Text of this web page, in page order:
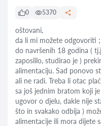
0 5370
oštovani,
da li mi možete odgovoriti
do navršenih 18 godina (
zaposlilo, studirao je )
alimentaciju. Sad ponovo
ali ne radi. Treba li otac
sa još jednim bratom koji
ugovor o djelu, dakle nije
što in svakako odbija )
alimentacije ili mora dijete